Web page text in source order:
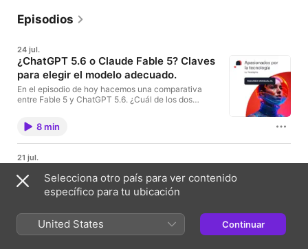
Episodios
24 jul.
¿ChatGPT 5.6 o Claude Fable 5? Claves
para elegir el modelo adecuado.
En el episodio de hoy hacemos una comparativa
entre Fable 5 y ChatGPT 5.6. ¿Cuál de los dos
uno? ¿Cuáles son sus principales diferencias y qué
resultados obtienen en los distintos benchmarks?
Analizaremos sus capacidades y rendimiento para
situaciones puede ser más adecuado apostar por
uno u otro.
8 min
21 jul.
reales.
Hasta hace muy poco, parecía que la inteligencia
es que, por muy avanzados que sean los modelos
actuales, siguen cometiendo errores tan inesperados
como reveladores. En este episodio repasaremos
10 min
Selecciona otro país para ver contenido
específico para tu ubicación
United States Continuar